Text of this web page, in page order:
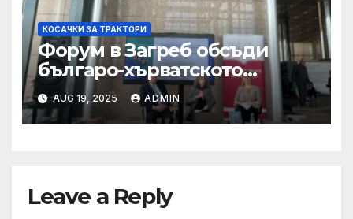
КОСАЧКИ ЗА ТРАКТОРИ
Форум в Загреб обсъди
българо-хърватското
сътрудничество
AUG 19, 2025 ADMIN
Leave a Reply